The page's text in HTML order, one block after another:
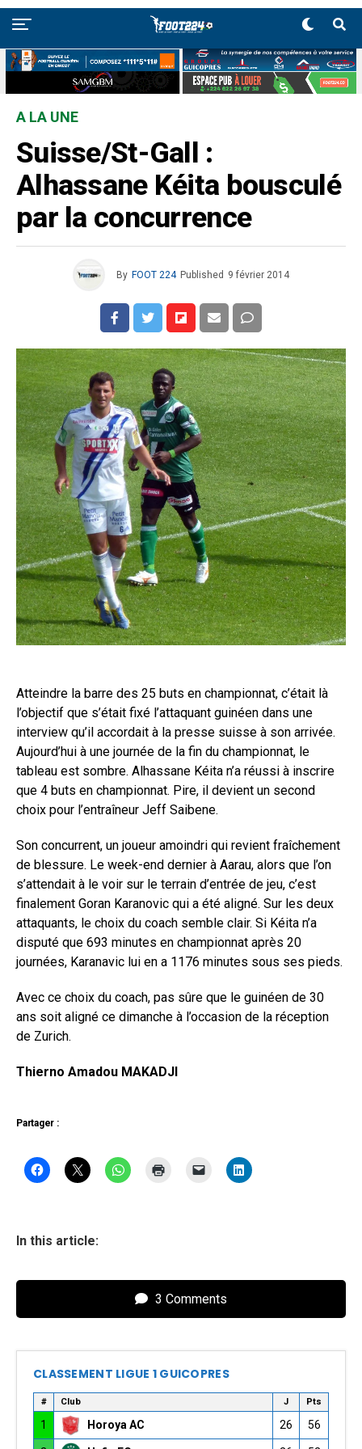
A LA UNE
Suisse/St-Gall :
Alhassane Kéita bousculé
par la concurrence
By FOOT 224 Published 9 février 2014
Atteindre la barre des 25 buts en championnat, c’était là
l’objectif que s’était fixé l’attaquant guinéen dans une
interview qu’il accordait à la presse suisse à son arrivée.
Aujourd’hui à une journée de la fin du championnat, le
tableau est sombre. Alhassane Kéita n’a réussi à inscrire
que 4 buts en championnat. Pire, il devient un second
choix pour l’entraîneur Jeff Saibene.
Son concurrent, un joueur amoindri qui revient fraîchement
de blessure. Le week-end dernier à Aarau, alors que l’on
s’attendait à le voir sur le terrain d’entrée de jeu, c’est
finalement Goran Karanovic qui a été aligné. Sur les deux
attaquants, le choix du coach semble clair. Si Kéita n’a
disputé que 693 minutes en championnat après 20
journées, Karanavic lui en a 1176 minutes sous ses pieds.
Avec ce choix du coach, pas sûre que le guinéen de 30
ans soit aligné ce dimanche à l’occasion de la réception
de Zurich.
Thierno Amadou MAKADJI
Partager :
In this article:
3 Comments
CLASSEMENT LIGUE 1 GUICOPRES
# Club J Pts
1 Horoya AC 26 56